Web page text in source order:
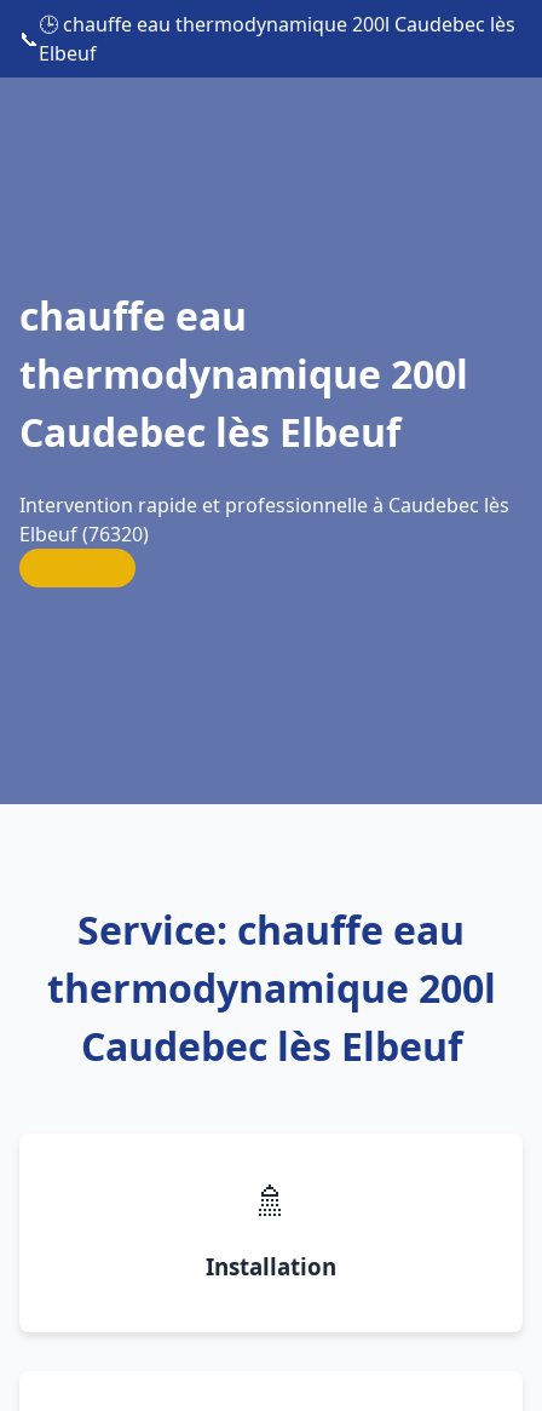
📞
🕒 chauffe eau thermodynamique 200l Caudebec lès
Elbeuf
chauffe eau
thermodynamique 200l
Caudebec lès Elbeuf
Intervention rapide et professionnelle à Caudebec lès
Elbeuf (76320)
Service: chauffe eau
thermodynamique 200l
Caudebec lès Elbeuf
🚿
Installation